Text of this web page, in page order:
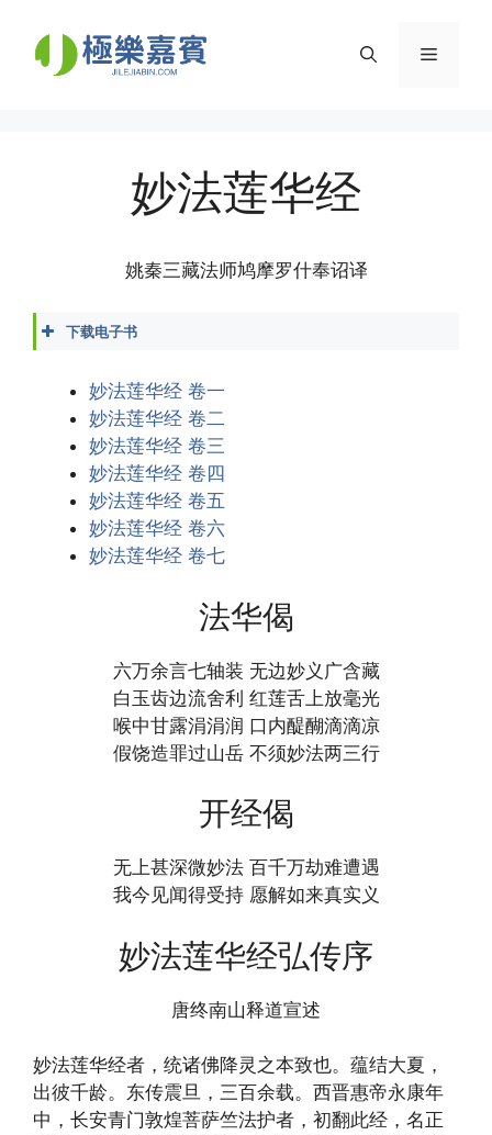
content
Menu
妙法莲华经
姚秦三藏法师鸠摩罗什奉诏译
下载电子书
妙法莲华经.epub
妙法莲华经.mobi
妙法莲华经.pdf
妙法莲华经.txt
妙法莲华经 卷一
妙法莲华经 卷二
妙法莲华经 卷三
妙法莲华经 卷四
妙法莲华经 卷五
妙法莲华经 卷六
妙法莲华经 卷七
法华偈
六万余言七轴装 无边妙义广含藏
白玉齿边流舍利 红莲舌上放毫光
喉中甘露涓涓润 口内醍醐滴滴凉
假饶造罪过山岳 不须妙法两三行
开经偈
无上甚深微妙法 百千万劫难遭遇
我今见闻得受持 愿解如来真实义
妙法莲华经弘传序
唐终南山释道宣述
妙法莲华经者，统诸佛降灵之本致也。蕴结大夏，
出彼千龄。东传震旦，三百余载。西晋惠帝永康年
中，长安青门敦煌菩萨竺法护者，初翻此经，名正